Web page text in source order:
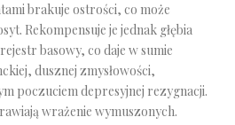
brakuje ostrości, co może
Rekompensuje je jednak głębia
basowy, co daje w sumie
dusznej zmysłowości,
poczuciem depresyjnej rezygnacji.
wrażenie wymuszonych.